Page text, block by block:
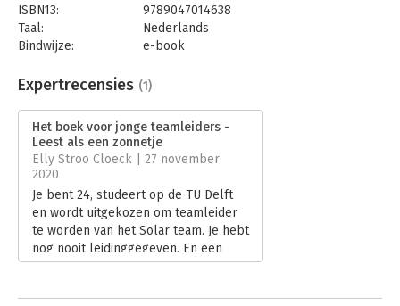
ISBN13:
9789047014638
Taal:
Nederlands
Bindwijze:
e-book
Bestandsformaat:
epub
Uitgever:
Business Contact
Druk:
1
Verschijningsdatum:
5-11-2020
Hoofdrubriek: Algemeen management
Expertrecensies (1)
Het boek voor jonge teamleiders -
Leest als een zonnetje
Elly Stroo Cloeck | 27 november
2020
Je bent 24, studeert op de TU Delft
en wordt uitgekozen om teamleider
te worden van het Solar team. Je hebt
nog nooit leidinggegeven. En een
Solar race-auto bouwen doe je ook
Lees verder